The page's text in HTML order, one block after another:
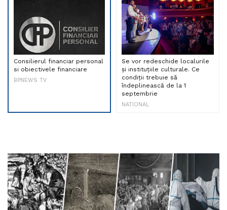
Consilierul financiar personal
si obiectivele financiare
BPNEWS TV
Se vor redeschide localurile
și instituțiile culturale. Ce
condiții trebuie să
îndeplinească de la 1
septembrie
NATIONAL